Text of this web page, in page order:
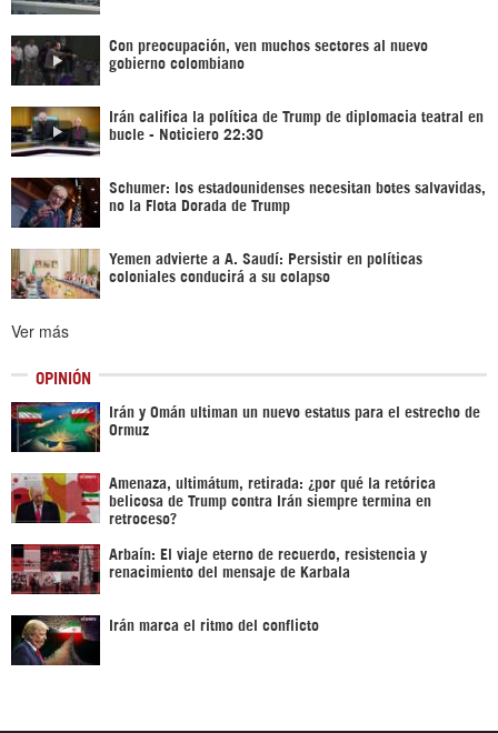
Con preocupación, ven muchos sectores al nuevo
gobierno colombiano
Irán califica la política de Trump de diplomacia teatral en
bucle - Noticiero 22:30
Schumer: los estadounidenses necesitan botes salvavidas,
no la Flota Dorada de Trump
Yemen advierte a A. Saudí: Persistir en políticas
coloniales conducirá a su colapso
Ver más
OPINIÓN
Irán y Omán ultiman un nuevo estatus para el estrecho de
Ormuz
Amenaza, ultimátum, retirada: ¿por qué la retórica
belicosa de Trump contra Irán siempre termina en
retroceso?
Arbaín: El viaje eterno de recuerdo, resistencia y
renacimiento del mensaje de Karbala
Irán marca el ritmo del conflicto